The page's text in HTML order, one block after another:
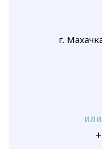
г.
ИЛИ